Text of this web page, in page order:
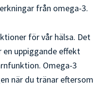
från omega-3.
för vår hälsa. Det
uppiggande effekt
Omega-3
när du tränar eftersom